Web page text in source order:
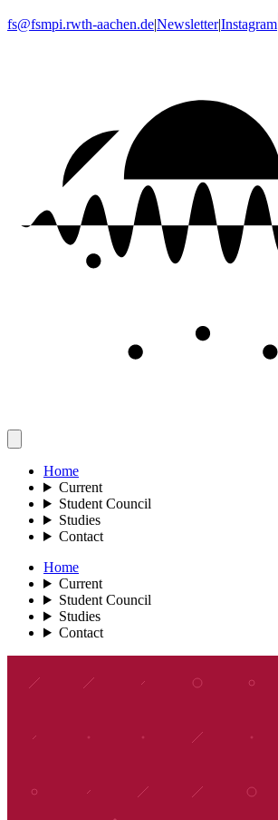
fs@fsmpi.rwth-aachen.de|Newsletter|Instagram
Home
Current
Student Council
Studies
Contact
Home
Current
Student Council
Studies
Contact